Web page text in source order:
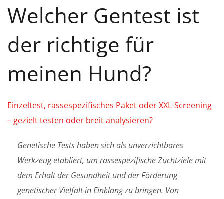
Welcher Gentest ist
der richtige für
meinen Hund?
Einzeltest, rassespezifisches Paket oder XXL-Screening
– gezielt testen oder breit analysieren?
Genetische Tests haben sich als unverzichtbares
Werkzeug etabliert, um rassespezifische Zuchtziele mit
dem Erhalt der Gesundheit und der Förderung
genetischer Vielfalt in Einklang zu bringen. Von